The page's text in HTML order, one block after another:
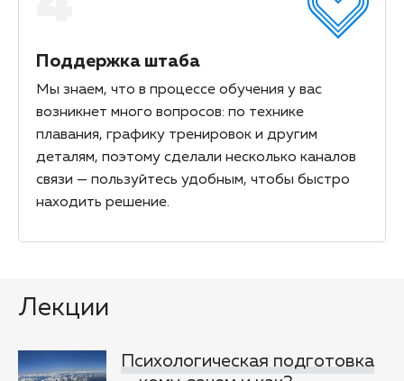
Поддержка штаба
Мы знаем, что в процессе обучения у вас
возникнет много вопросов: по технике
плавания, графику тренировок и другим
деталям, поэтому сделали несколько каналов
связи — пользуйтесь удобным, чтобы быстро
находить решение.
Лекции
Психологическая подготовка